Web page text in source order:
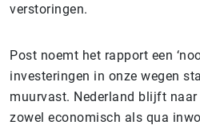
verstoringen.
Post noemt het rapport een
investeringen in onze wegen
muurvast. Nederland blijft
zowel economisch als qua